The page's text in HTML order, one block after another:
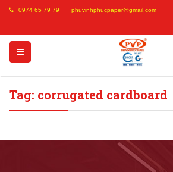
0974 65 79 79 phuvinhphucpaper@gmail.com
Tag: corrugated cardboard